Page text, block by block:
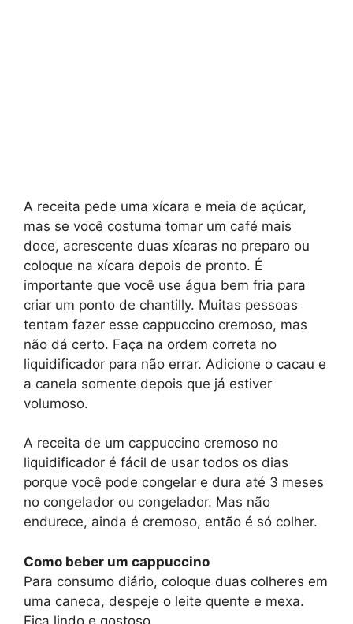
A receita pede uma xícara e meia de açúcar,
mas se você costuma tomar um café mais
doce, acrescente duas xícaras no preparo ou
coloque na xícara depois de pronto. É
importante que você use água bem fria para
criar um ponto de chantilly. Muitas pessoas
tentam fazer esse cappuccino cremoso, mas
não dá certo. Faça na ordem correta no
liquidificador para não errar. Adicione o cacau e
a canela somente depois que já estiver
volumoso.
A receita de um cappuccino cremoso no
liquidificador é fácil de usar todos os dias
porque você pode congelar e dura até 3 meses
no congelador ou congelador. Mas não
endurece, ainda é cremoso, então é só colher.
Como beber um cappuccino
Para consumo diário, coloque duas colheres em
uma caneca, despeje o leite quente e mexa.
Fica lindo e gostoso.